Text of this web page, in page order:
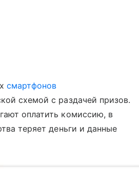
смартфонов
схемой с раздачей призов.
оплатить комиссию, в
теряет деньги и данные